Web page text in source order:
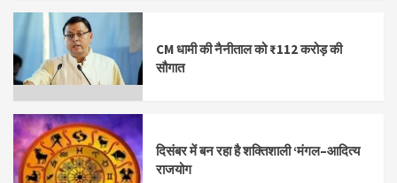
CM धामी की नैनीताल को ₹112 करोड़ की
सौगात
दिसंबर में बन रहा है शक्तिशाली ‘मंगल–आदित्य
राजयोग